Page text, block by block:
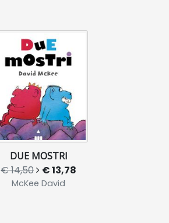
DUE MOSTRI
€ 14,50 € 13,78
McKee David